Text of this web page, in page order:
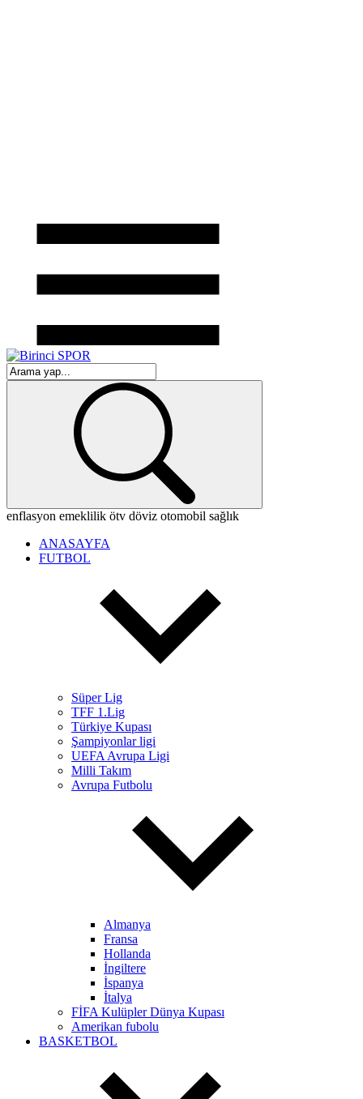
enflasyon emeklilik ötv döviz otomobil sağlık
ANASAYFA
FUTBOL
Süper Lig
TFF 1.Lig
Türkiye Kupası
Şampiyonlar ligi
UEFA Avrupa Ligi
Milli Takım
Avrupa Futbolu
Almanya
Fransa
Hollanda
İngiltere
İspanya
İtalya
FİFA Kulüpler Dünya Kupası
Amerikan fubolu
BASKETBOL